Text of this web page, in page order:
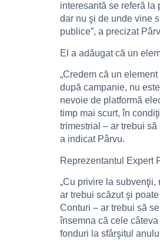
interesantă se referă
dar nu şi de unde vine
publice”, a precizat
El a adăugat că un
„Credem că un
după campanie, nu
nevoie de platformă
timp mai scurt, în
trimestrial – ar trebui
a indicat Pârvu.
Reprezentantul Expert
„Cu privire la
ar trebui scăzut şi
Conturi – ar trebui să
însemna că cele
fonduri la sfârşitul